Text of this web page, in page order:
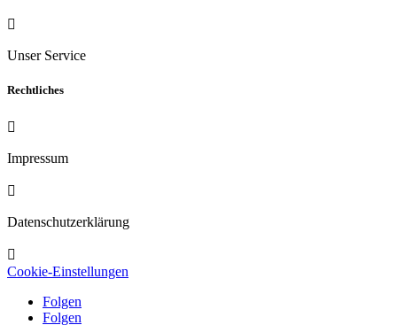

Unser Service
Rechtliches

Impressum

Datenschutzerklärung

Cookie-Einstellungen
Folgen
Folgen